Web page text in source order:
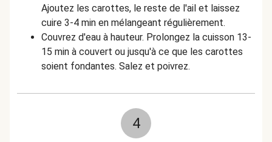
Ajoutez les carottes, le reste de l'ail et laissez
cuire 3-4 min en mélangeant régulièrement.
Couvrez d'eau à hauteur. Prolongez la cuisson 13-
15 min à couvert ou jusqu'à ce que les carottes
soient fondantes. Salez et poivrez.
4